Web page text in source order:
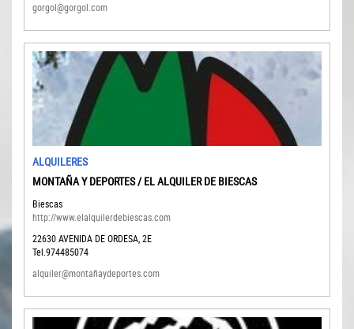
gorgol@gorgol.com
ALQUILERES
MONTAÑA Y DEPORTES / EL ALQUILER DE BIESCAS
Biescas
http://www.elalquilerdebiescas.com
22630AVENIDA DE ORDESA, 2E
Tel.974485074
alquiler@montañaydeportes.com